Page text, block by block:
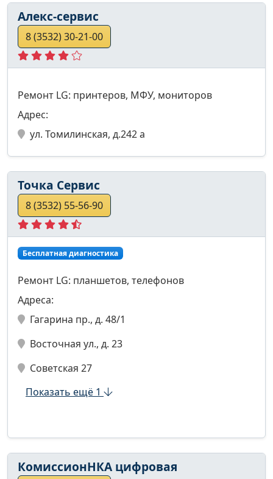
Алекс-сервис
8 (3532) 30-21-00
Ремонт LG: принтеров, МФУ, мониторов
Адрес:
ул. Томилинская, д.242 а
Точка Сервис
8 (3532) 55-56-90
Бесплатная диагностика
Ремонт LG: планшетов, телефонов
Адреса:
Гагарина пр., д. 48/1
Восточная ул., д. 23
Советская 27
Показать ещё 1
КомиссионНКА цифровая